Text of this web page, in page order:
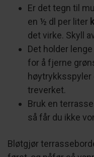
Er det tegn til
en ½ dl per liter
det virke. Skyll
Det holder
for å fjerne
høytrykksspyler
treverket.
Bruk en
så får du ikke
Bløtgjør